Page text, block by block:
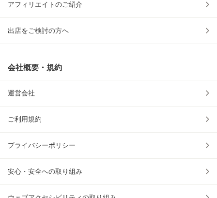
アフィリエイトのご紹介
出店をご検討の方へ
会社概要・規約
運営会社
ご利用規約
プライバシーポリシー
安心・安全への取り組み